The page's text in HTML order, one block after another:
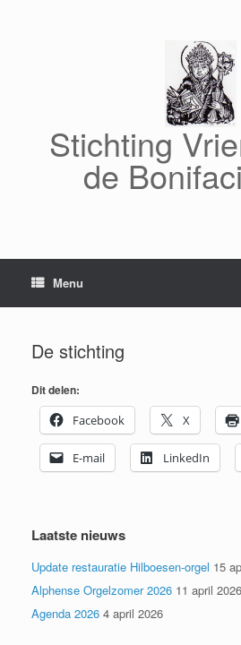
Stichting
de
Menu
De stichting
Dit delen:
Facebook
X
E-mail LinkedIn
Laatste nieuws
Update restauratie Hilboesen-orgel 15
Alphense Orgelzomer 2026 11 april 2026
Agenda 2026 4 april 2026